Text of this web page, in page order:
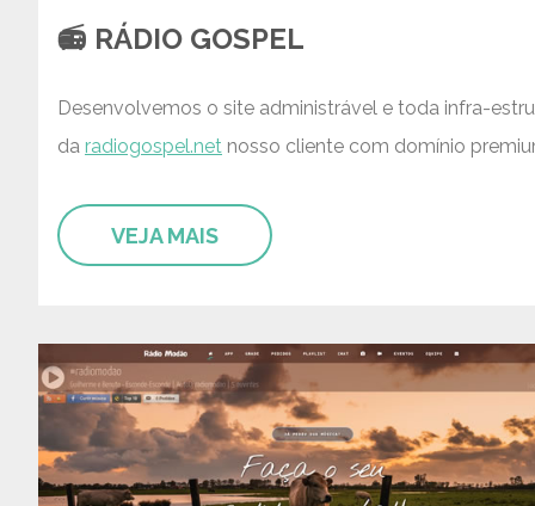
📻 RÁDIO GOSPEL
Desenvolvemos o site administrável e toda infra-
da radiogospel.net nosso cliente com domínio
VEJA MAIS